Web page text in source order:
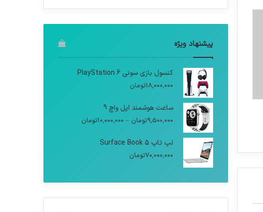
پیشنهاد ویژه
کنسول بازی سونی PlayStation 6
18,000,000تومان
ساعت هوشمند اپل واچ 9
9,500,000تومان –
10,000,000تومان
لپ تاپ Surface Book 5
70,000,000تومان